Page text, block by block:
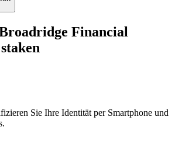
Financial
Sie Ihre Identität per Smartphone und